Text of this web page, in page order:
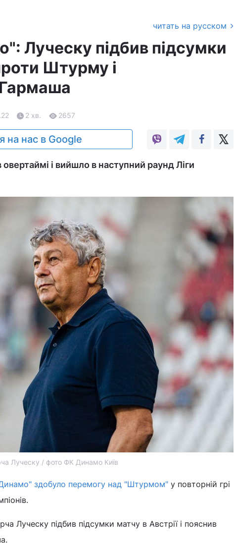
читать на русском
Луческу підбив підсумки
Штурму і
2 хв. 2657
на нас в Google
і вийшло в наступний раунд Ліги
Луческу / фото ФК Динамо Київ
здобуло перемогу над "Штурмом" у повторній грі
Луческу підбив підсумки матчу в Австрії і пояснив